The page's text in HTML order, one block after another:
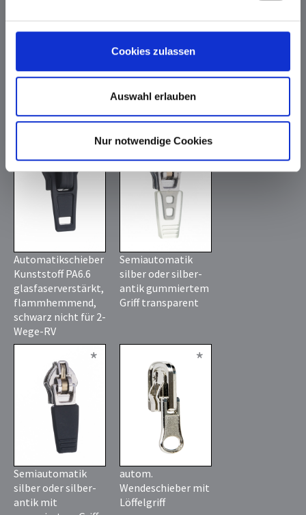
Cookies zulassen
Auswahl erlauben
Nur notwendige Cookies
Automatikschieber
Kunststoff PA6.6
glasfaserverstärkt
nicht für 2-Wege-
RV
*
Automatikschieber
Kunststoff PA6.6
glasfaserverstärkt,
flammhemmend,
schwarz nicht für 2-
Wege-RV
*
Semiautomatik
silber oder silber-
antik gummiertem
Griff transparent
*
Semiautomatik
silber oder silber-
antik mit
*
autom.
Wendeschieber mit
Löffelgriff